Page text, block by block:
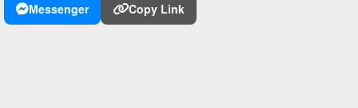
Messenger
Copy Link